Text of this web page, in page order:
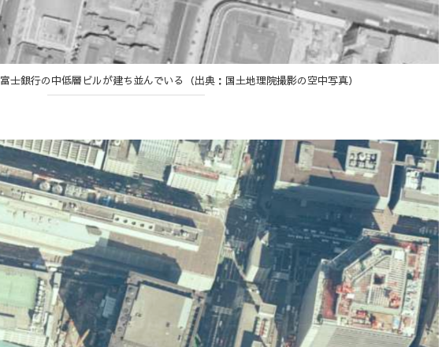
士銀行の中低層ビルが建ち並んでいる（出典：国土地理院撮影の空中写真）